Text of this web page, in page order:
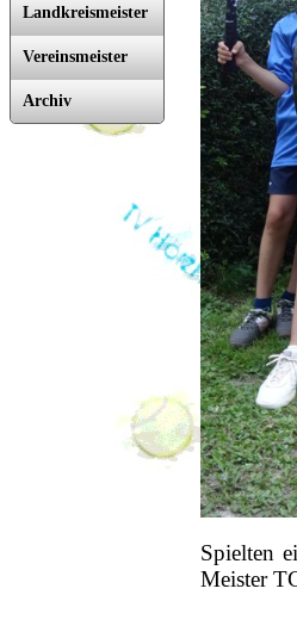
Landkreismeister
Vereinsmeister
Archiv
Spielten
Meister